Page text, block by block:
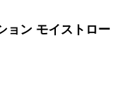
ョン モイストロー